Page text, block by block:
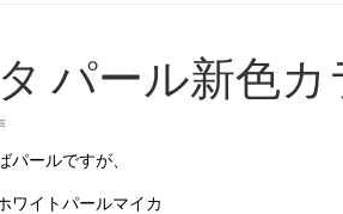
パール新色
パールですが、
ワイトパールマイカ